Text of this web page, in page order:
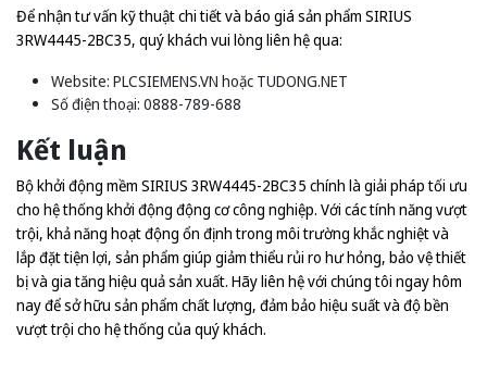
Để nhận tư vấn kỹ thuật chi tiết và báo giá sản phẩm SIRIUS
3RW4445-2BC35, quý khách vui lòng liên hệ qua:
Website: PLCSIEMENS.VN hoặc TUDONG.NET
Số điện thoại: 0888-789-688
Kết luận
Bộ khởi động mềm SIRIUS 3RW4445-2BC35 chính là giải pháp tối ưu
cho hệ thống khởi động động cơ công nghiệp. Với các tính năng vượt
trội, khả năng hoạt động ổn định trong môi trường khắc nghiệt và
lắp đặt tiện lợi, sản phẩm giúp giảm thiểu rủi ro hư hỏng, bảo vệ thiết
bị và gia tăng hiệu quả sản xuất. Hãy liên hệ với chúng tôi ngay hôm
nay để sở hữu sản phẩm chất lượng, đảm bảo hiệu suất và độ bền
vượt trội cho hệ thống của quý khách.